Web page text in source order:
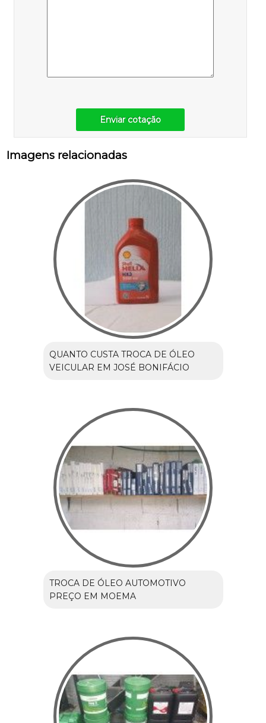
Enviar cotação
Imagens relacionadas
QUANTO CUSTA TROCA DE ÓLEO
VEICULAR EM JOSÉ BONIFÁCIO
TROCA DE ÓLEO AUTOMOTIVO
PREÇO EM MOEMA